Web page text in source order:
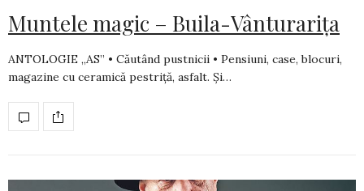
Muntele magic – Buila-Vânturarița
ANTOLOGIE „AS” • Căutând pustnicii • Pensiuni, case, blocuri,
magazine cu ceramică pestriţă, asfalt. Şi…